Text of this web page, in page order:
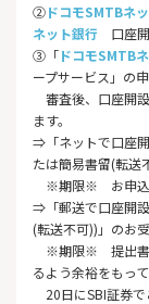
②ドコモSMTBネ
ネット銀行 口座
③「ドコモSMTB
ープサービス」の
審査後、口座開
ます。
⇒「ネットで口座
たは簡易書留(転送
※期限※ お申込み
⇒「郵送で口座開
(転送不可))」のお
※期限※ 提出書
るよう余裕をもっ
20日にSBI証券で